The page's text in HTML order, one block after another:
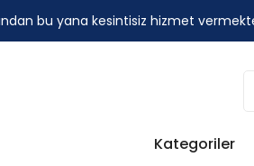
bu yana kesintisiz hizmet
Kategoriler